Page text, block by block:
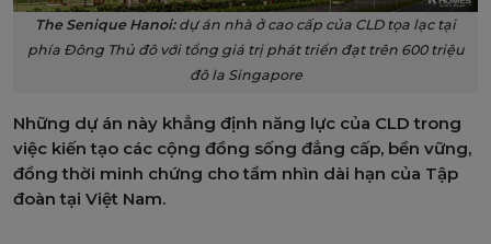
The Senique Hanoi:dự án nhà ở cao cấp của CLD tọa lạc tại
phía Đông Thủ đô với tổng giá trị phát triển đạt trên 600 triệu
đô la Singapore
Những dự án này khẳng định năng lực của CLD trong
việc kiến tạo các cộng đồng sống đẳng cấp, bền vững,
đồng thời minh chứng cho tầm nhìn dài hạn của Tập
đoàn tại Việt Nam.